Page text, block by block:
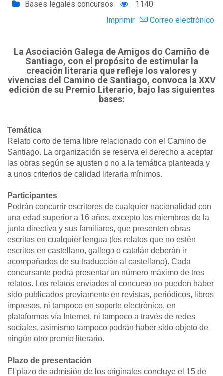
Bases legales concursos
1140
Imprimir
Correo electrónico
La Asociación Galega de Amigos do Camiño de
Santiago, con el propósito de estimular la
creación literaria que refleje los valores y
vivencias del Camino de Santiago, convoca la XXV
edición de su Premio Literario, bajo las siguientes
bases:
Temática
Relato corto de tema libre relacionado con el Camino de
Santiago. La organización se reserva el derecho a aceptar
las obras según se ajusten o no a la temática planteada y
a unos criterios de calidad literaria mínimos.
Participantes
Podrán concurrir escritores de cualquier nacionalidad con
una edad superior a 16 años, excepto los miembros de la
junta directiva y sus familiares, que presenten obras
escritas en cualquier lengua (los relatos que no estén
escritos en castellano, gallego o catalán deberán ir
acompañados de su traducción al castellano). Cada
concursante podrá presentar un número máximo de tres
relatos. Los relatos enviados al concurso no pueden haber
sido publicados previamente en revistas, periódicos, libros
impresos, ni tampoco en soporte electrónico, en
plataformas vía Internet, ni tampoco a través de redes
sociales, asimismo tampoco podrán haber sido objeto de
ningún otro premio literario.
Plazo de presentación
El plazo de admisión de los originales concluye el 15 de